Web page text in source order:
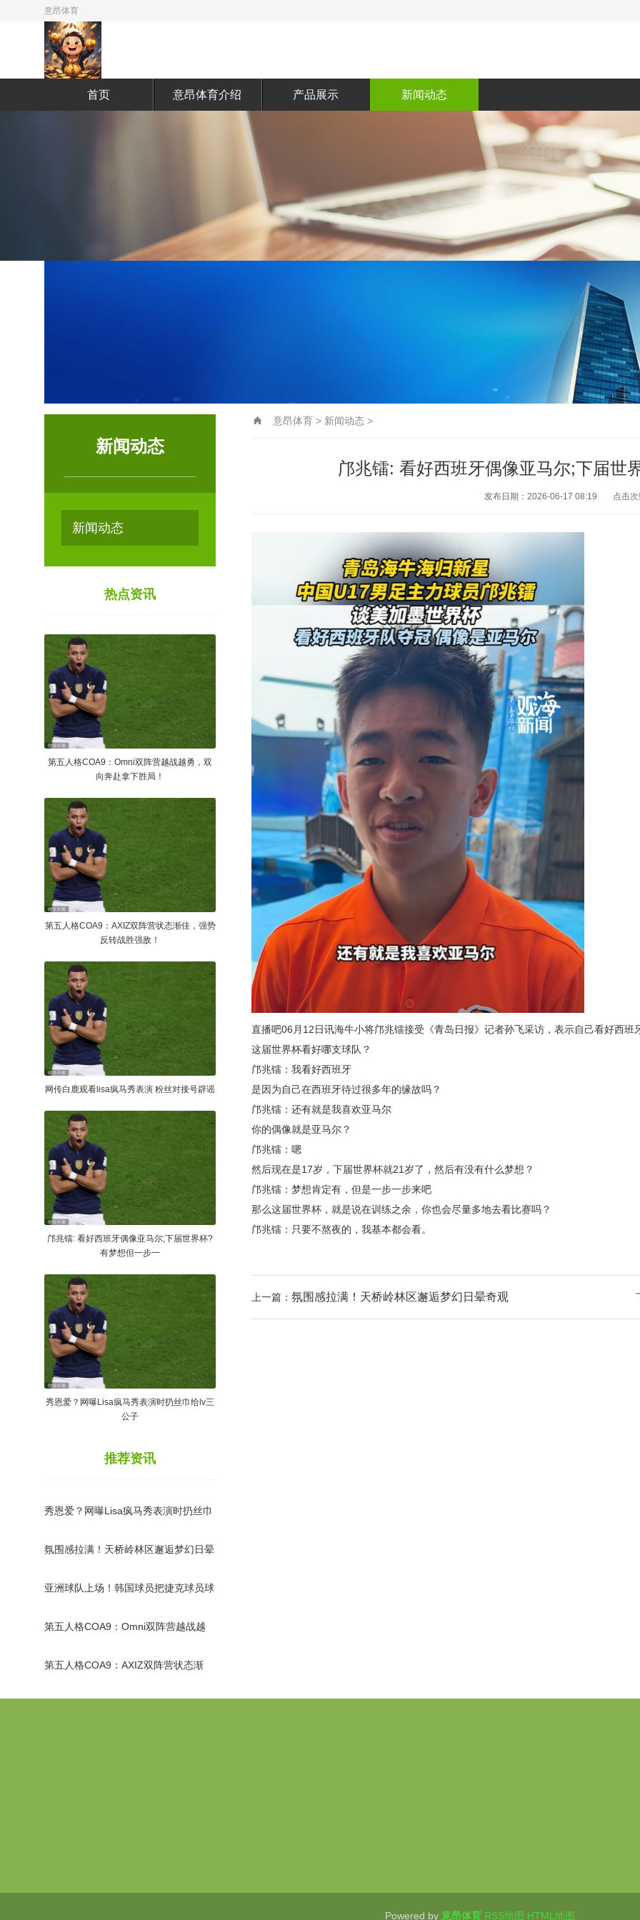
意昂体育
首页 意昂体育介绍 产品展示 新闻动态
新闻动态
新闻动态
热点资讯
第五人格COA9：Omni双阵营越战越勇，双
向奔赴拿下胜局！
第五人格COA9：AXIZ双阵营状态渐佳，强势
反转战胜强敌！
网传白鹿观看lisa疯马秀表演 粉丝对接号辟谣
邝兆镭: 看好西班牙偶像亚马尔;下届世界杯?
有梦想但一步一
秀恩爱？网曝Lisa疯马秀表演时扔丝巾给lv三
公子
推荐资讯
秀恩爱？网曝Lisa疯马秀表演时扔丝巾
氛围感拉满！天桥岭林区邂逅梦幻日晕
亚洲球队上场！韩国球员把捷克球员球
第五人格COA9：Omni双阵营越战越
第五人格COA9：AXIZ双阵营状态渐
意昂体育 > 新闻动态 >
邝兆镭: 看好西班牙偶像亚马尔;下届世
发布日期：2026-06-17 08:19 点击
直播吧06月12日讯海牛小将邝兆镭接受《青岛日报》记者孙飞采访，表示自己看好西班
这届世界杯看好哪支球队？
邝兆镭：我看好西班牙
是因为自己在西班牙待过很多年的缘故吗？
邝兆镭：还有就是我喜欢亚马尔
你的偶像就是亚马尔？
邝兆镭：嗯
然后现在是17岁，下届世界杯就21岁了，然后有没有什么梦想？
邝兆镭：梦想肯定有，但是一步一步来吧
那么这届世界杯，就是说在训练之余，你也会尽量多地去看比赛吗？
邝兆镭：只要不熬夜的，我基本都会看。
上一篇： 氛围感拉满！天桥岭林区邂逅梦幻日晕奇观
Powered by 意昂体育 RSS地图 HTML地图